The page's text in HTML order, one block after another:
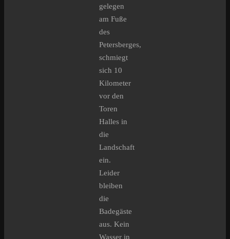
gelegen
am Fuße
des
Petersberges,
schmiegt
sich 10
Kilometer
vor den
Toren
Halles in
die
Landschaft
ein.
Leider
bleiben
die
Badegäste
aus. Kein
Wasser in